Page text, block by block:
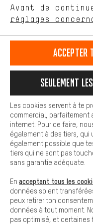
français
RÉSILIER LE
Programme d'affiliation
Conditions
Reprise des batteries
Tous les prix
frais de port
Avant de
réglages
Plus de confort
est plus confortable.
Nous pouvons ainsi
informations utiles.
facilement les bons
facilement aux
Cookies de base
Les cookies de base
fonctions de notre
Accepter
Seulement
Les cookies servent à te
commercial, parfaitement
internet. Pour ce faire,
également à des tiers,
également possible que
tiers qui ne sont pas
sans garantie adéquate.
En acceptant tous les
données soient
peux retirer ton
données à tout moment.
pas optimisé, et